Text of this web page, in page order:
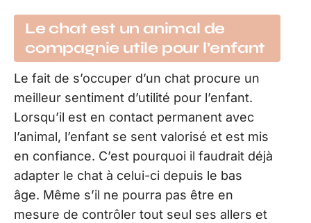
Le chat est un animal de
compagnie utile pour l’enfant
Le fait de s’occuper d’un chat procure un
meilleur sentiment d’utilité pour l’enfant.
Lorsqu’il est en contact permanent avec
l’animal, l’enfant se sent valorisé et est mis
en confiance. C’est pourquoi il faudrait déjà
adapter le chat à celui-ci depuis le bas
âge. Même s’il ne pourra pas être en
mesure de contrôler tout seul ses allers et